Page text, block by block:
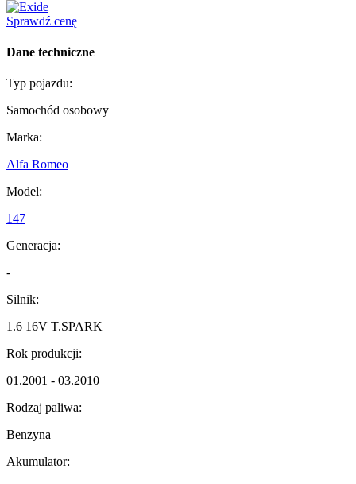
Sprawdź cenę
Dane techniczne
Typ pojazdu:
Samochód osobowy
Marka:
Alfa Romeo
Model:
147
Generacja:
-
Silnik:
1.6 16V T.SPARK
Rok produkcji:
01.2001 - 03.2010
Rodzaj paliwa:
Benzyna
Akumulator: